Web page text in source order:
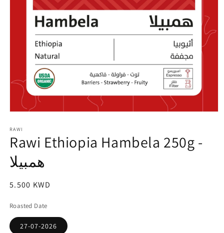
1
in
modal
RAWI
Rawi Ethiopia Hambela 250g -
همبيلا
Regular
5.500 KWD
Roasted Date
27-07-2026